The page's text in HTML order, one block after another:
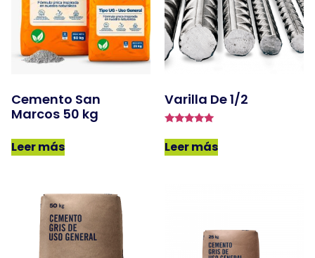
Cemento San
Marcos 50 kg
Leer más
Varilla De 1/2
5.00
de 5
Leer más